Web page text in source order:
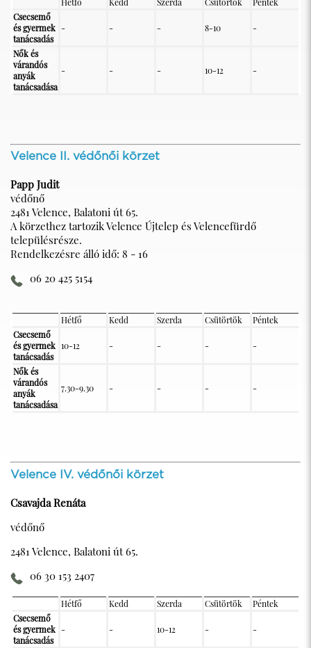
Csecsemő
és gyermek
tanácsadás
- - - 8-10 -
Nők és
várandós
anyák
tanácsadása
- - - 10-12 -
Velence II. védőnői körzet
Papp Judit
védőnő
2481 Velence, Balatoni út 65.
A körzethez tartozik Velence Újtelep és Velencefürdő
településrésze.
Rendelkezésre álló idő: 8 - 16
06 20 425 5154
Hétfő Kedd Szerda Csütörtök
Péntek
Csecsemő
és gyermek
tanácsadás
10-12 - - - -
Nők és
várandós
anyák
tanácsadása
7.30-9.30 - - - -
Velence IV. védőnői körzet
Csavajda Renáta
védőnő
2481 Velence, Balatoni út 65.
06 30 153 2407
Hétfő Kedd Szerda Csütörtök
Péntek
Csecsemő
és gyermek
tanácsadás
- - 10-12 - -